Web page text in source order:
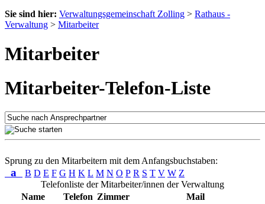
Sie sind hier: Verwaltungsgemeinschaft Zolling > Rathaus -
Verwaltung > Mitarbeiter
Mitarbeiter
Mitarbeiter-Telefon-Liste
Sprung zu den Mitarbeitern mit dem Anfangsbuchstaben:
a B D E F G H K L M N O P R S T V W Z
Telefonliste der Mitarbeiter/innen der Verwaltung
Name
Telefon Zimmer
Mail